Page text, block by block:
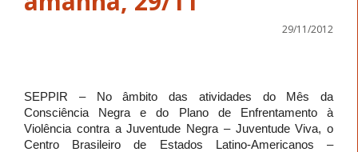
29/11/2012
SEPPIR – No âmbito das atividades do Mês da
Consciência Negra e do Plano de Enfrentamento à
Violência contra a Juventude Negra – Juventude Viva, o
Centro Brasileiro de Estados Latino-Americanos –